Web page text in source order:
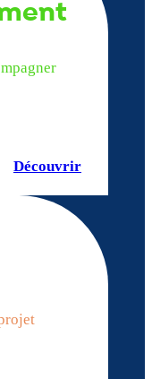
Découvrir